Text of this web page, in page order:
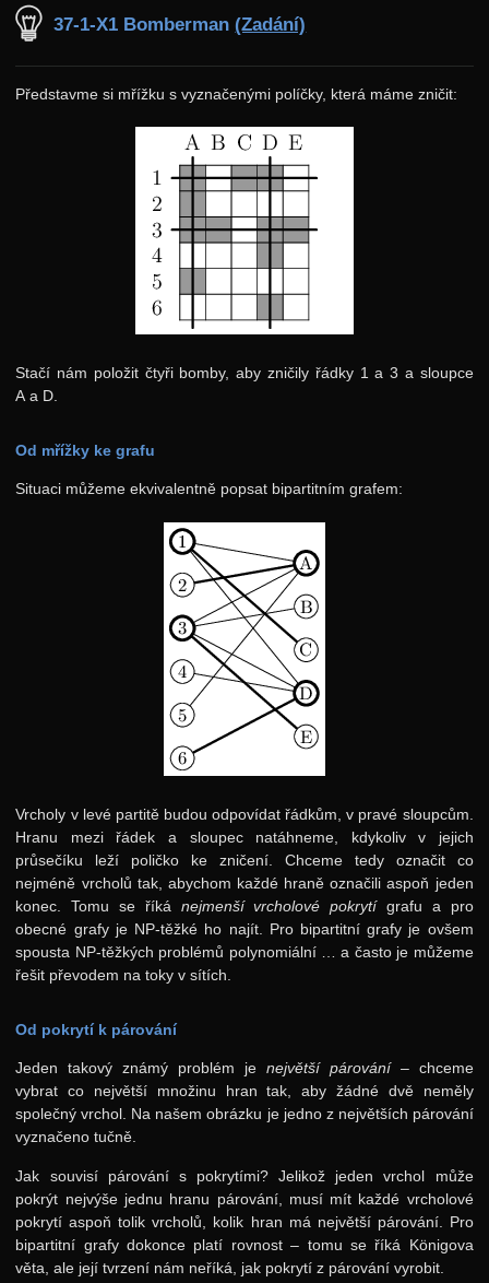
37-1-X1 Bomberman(Zadání)
Představme si mřížku s vyznačenými políčky, která máme zničit:
Stačí nám položit čtyři bomby, aby zničily řádky 1 a 3 a sloupce
A a D.
Od mřížky ke grafu
Situaci můžeme ekvivalentně popsat bipartitním grafem:
Vrcholy v levé partitě budou odpovídat řádkům, v pravé sloupcům.
Hranu mezi řádek a sloupec natáhneme, kdykoliv v jejich
průsečíku leží poličko ke zničení. Chceme tedy označit co
nejméně vrcholů tak, abychom každé hraně označili aspoň jeden
konec. Tomu se říká nejmenší vrcholové pokrytígrafu a pro
obecné grafy je NP-těžké ho najít. Pro bipartitní grafy je ovšem
spousta NP-těžkých problémů polynomiální … a často je můžeme
řešit převodem na toky v sítích.
Od pokrytí k párování
Jeden takový známý problém je největší párování– chceme
vybrat co největší množinu hran tak, aby žádné dvě neměly
společný vrchol. Na našem obrázku je jedno z největších párování
vyznačeno tučně.
Jak souvisí párování s pokrytími? Jelikož jeden vrchol může
pokrýt nejvýše jednu hranu párování, musí mít každé vrcholové
pokrytí aspoň tolik vrcholů, kolik hran má největší párování. Pro
bipartitní grafy dokonce platí rovnost – tomu se říká Königova
věta, ale její tvrzení nám neříká, jak pokrytí z párování vyrobit.